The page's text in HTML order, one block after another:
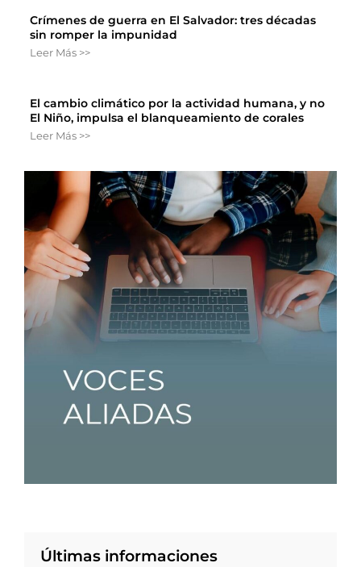
Crímenes de guerra en El Salvador: tres décadas
sin romper la impunidad
Leer Más >>
El cambio climático por la actividad humana, y no
El Niño, impulsa el blanqueamiento de corales
Leer Más >>
Últimas informaciones